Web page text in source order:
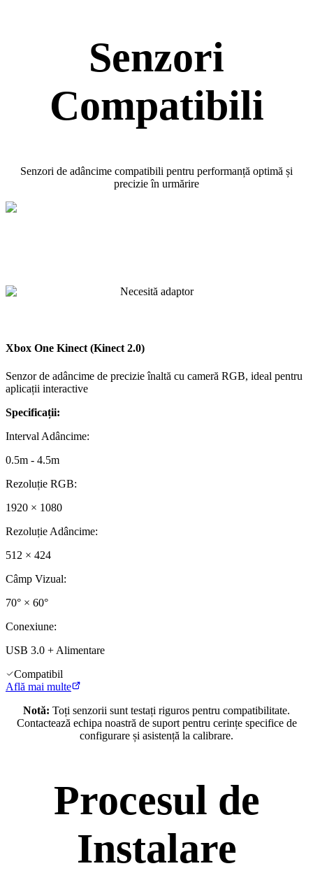
Senzori
Compatibili
Senzori de adâncime compatibili pentru performanță optimă și
precizie în urmărire
Necesită adaptor
Xbox One Kinect (Kinect 2.0)
Senzor de adâncime de precizie înaltă cu cameră RGB, ideal pentru
aplicații interactive
Specificații:
Interval Adâncime:
0.5m - 4.5m
Rezoluție RGB:
1920 × 1080
Rezoluție Adâncime:
512 × 424
Câmp Vizual:
70° × 60°
Conexiune:
USB 3.0 + Alimentare
Compatibil
Află mai multe
Notă: Toți senzorii sunt testați riguros pentru compatibilitate.
Contactează echipa noastră de suport pentru cerințe specifice de
configurare și asistență la calibrare.
Procesul de
Instalare